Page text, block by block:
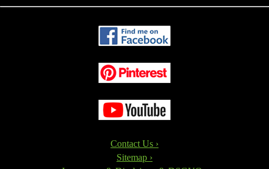
Contact Us ›
Sitemap ›